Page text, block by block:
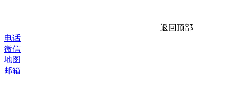
返回顶部
电话
微信
地图
邮箱